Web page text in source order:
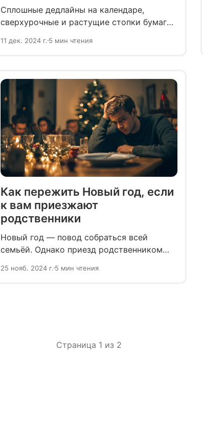
Сплошные дедлайны на календаре,
сверхурочные и растущие стопки бумаг
многих офисных сотрудников. При такой
Рассказываем, как поднять мотивацию,
избежать выгорания и создать новогоднее
настроение.
11 дек. 2024 г.5 мин чтения
Как пережить Новый год, если
к вам приезжают
родственники
Новый год — повод собраться всей
семьёй. Однако приезд родственником
прекрасные отношения. Рассказываем, как
25 нояб. 2024 г.5 мин чтения
Страница 1 из 2